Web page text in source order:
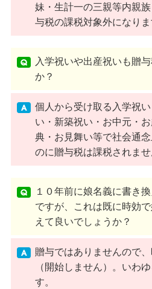
妹・生計一の三親等内親
与税の課税対象外になりま
入学祝いや出産祝いも贈
か？
個人から受け取る入学祝
い・新築祝い・お中元・
典・お見舞い等で社会通
のに贈与税は課税されませ
１０年前に娘名義に書き
ですが、これは既に時効
えて良いでしょうか？
贈与ではありませんので
（開始しません）。いわ
す。